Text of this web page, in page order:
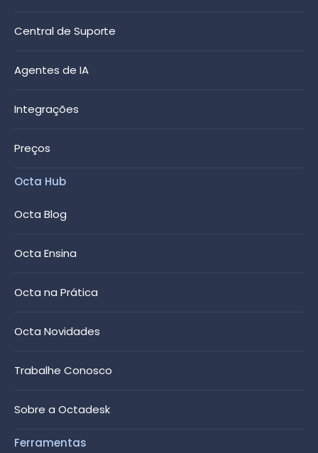
Central de Suporte
Agentes de IA
Integrações
Preços
Octa Hub
Octa Blog
Octa Ensina
Octa na Prática
Octa Novidades
Trabalhe Conosco
Sobre a Octadesk
Ferramentas